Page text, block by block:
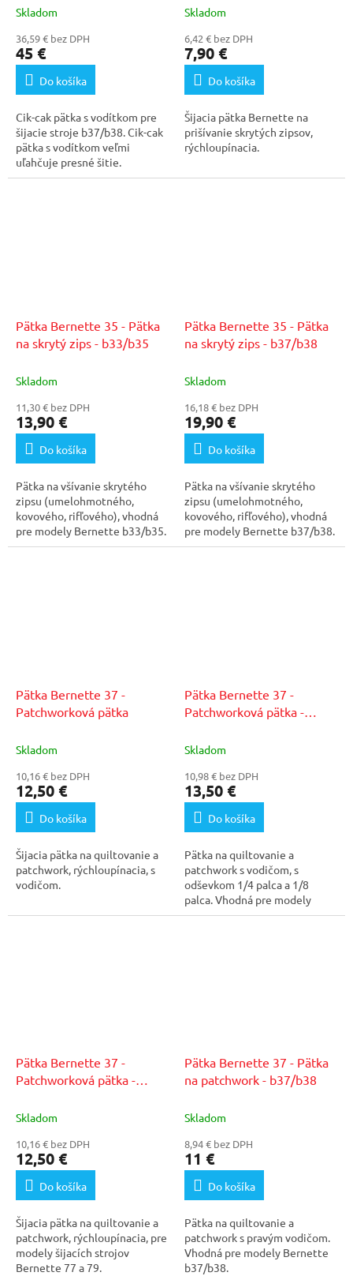
Skladom
36,59 € bez DPH
45 €
Do košíka
Cik-cak pätka s vodítkom pre
šijacie stroje b37/b38. Cik-cak
pätka s vodítkom veľmi
uľahčuje presné šitie.
Najbežnejšie švy sú...
Skladom
6,42 € bez DPH
7,90 €
Do košíka
Šijacia pätka Bernette na
prišívanie skrytých zipsov,
rýchloupínacia.
Pätka Bernette 35 - Pätka
na skrytý zips - b33/b35
Skladom
11,30 € bez DPH
13,90 €
Do košíka
Pätka na všívanie skrytého
zipsu (umelohmotného,
kovového, rifľového), vhodná
pre modely Bernette b33/b35.
Pätka Bernette 35 - Pätka
na skrytý zips - b37/b38
Skladom
16,18 € bez DPH
19,90 €
Do košíka
Pätka na všívanie skrytého
zipsu (umelohmotného,
kovového, rifľového), vhodná
pre modely Bernette b37/b38.
Pätka Bernette 37 -
Patchworková pätka
Skladom
10,16 € bez DPH
12,50 €
Do košíka
Šijacia pätka na quiltovanie a
patchwork, rýchloupínacia, s
vodičom.
Pätka Bernette 37 -
Patchworková pätka -
Skladom
10,98 € bez DPH
13,50 €
Do košíka
Pätka na quiltovanie a
patchwork s vodičom, s
odševkom 1/4 palca a 1/8
palca. Vhodná pre modely
Bernette b33/b35.
Pätka Bernette 37 -
Patchworková pätka -
Skladom
10,16 € bez DPH
12,50 €
Do košíka
Šijacia pätka na quiltovanie a
patchwork, rýchloupínacia, pre
modely šijacích strojov
Bernette 77 a 79.
Pätka Bernette 37 - Pätka
na patchwork - b37/b38
Skladom
8,94 € bez DPH
11 €
Do košíka
Pätka na quiltovanie a
patchwork s pravým vodičom.
Vhodná pre modely Bernette
b37/b38.